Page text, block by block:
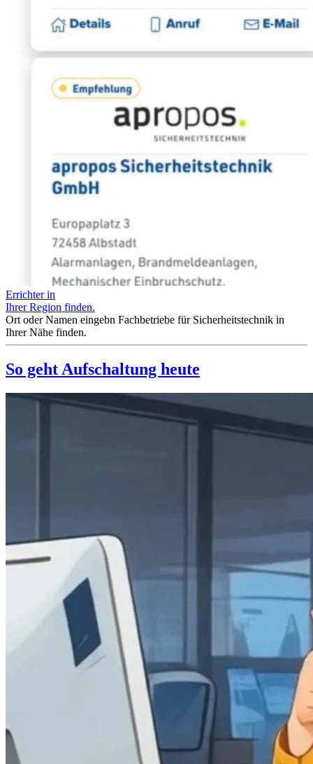
Errichter in
Ihrer Region finden.
Ort oder Namen eingebn Fachbetriebe für Sicherheitstechnik in
Ihrer Nähe finden.
So geht Aufschaltung heute